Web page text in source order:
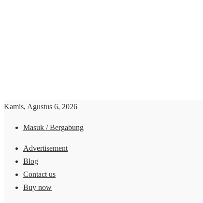
Kamis, Agustus 6, 2026
Masuk / Bergabung
Advertisement
Blog
Contact us
Buy now